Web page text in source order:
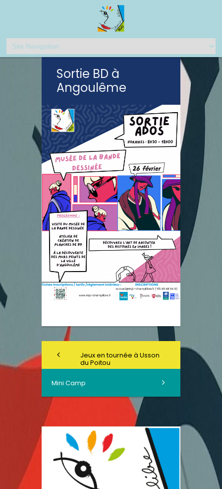
Sortie BD à
Angoulême
Jeux en tournée à Usson
du Poitou
Mini Camp